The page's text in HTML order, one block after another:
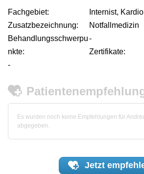
Fachgebiet:
Internist,
Zusatzbezeichnung:
Notfallmedizin
Behandlungsschwerpu
nkte:
-
Zertifikate:
-
Es wurden noch keine Empfehlungen für
abgegeben.
Jetzt